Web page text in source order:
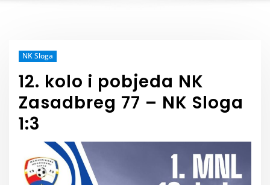
NK Sloga
12. kolo i pobjeda NK
Zasadbreg 77 – NK Sloga
1:3